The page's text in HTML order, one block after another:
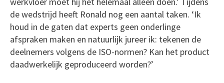
de wedstrijd heeft Ronald nog een aantal taken. ‘Ik
houd in de gaten dat experts geen onderlinge
afspraken maken en natuurlijk jureer ik: tekenen de
deelnemers volgens de ISO-normen? Kan het product
daadwerkelijk geproduceerd worden?’